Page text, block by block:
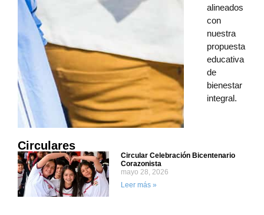
alineados
con
nuestra
propuesta
educativa
de
bienestar
integral.
Circulares
Circular Celebración Bicentenario
Corazonista
mayo 28, 2026
Leer más »